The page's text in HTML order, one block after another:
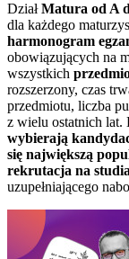
DziałMatura od A
dla każdego
harmonogram
obowiązujących na
wszystkich
rozszerzony, czas
przedmiotu, liczba
z wielu ostatnich lat.
wybierają
się największą
rekrutacja na studia
uzupełniającego